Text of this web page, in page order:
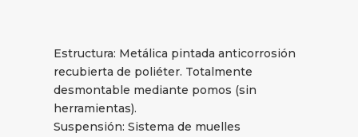
Estructura: Metálica pintada anticorrosión
recubierta de poliéter. Totalmente
desmontable mediante pomos (sin
herramientas).
Suspensión: Sistema de muelles